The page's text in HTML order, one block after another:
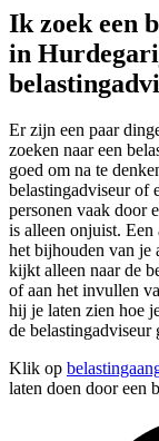
Ik zoek een
in
Er zijn een paar
zoeken naar een
goed om na te
belastingadviseur of
personen vaak door
is alleen onjuist.
het bijhouden van je
kijkt alleen naar de
of aan het invullen
hij je laten zien hoe
de
Klik op
laten doen door een